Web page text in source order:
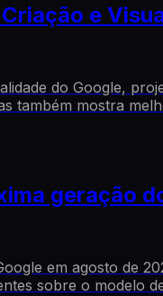
e
do Google,
também mostra
geração
em agosto de
sobre o modelo